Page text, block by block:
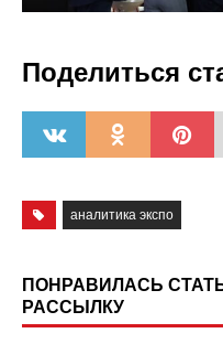
Поделиться
аналитика экспо
ПОНРАВИЛАСЬ
РАССЫЛКУ